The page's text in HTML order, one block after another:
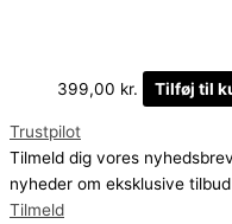
399,00 kr. Tilføj til
Trustpilot
Tilmeld dig vores
nyheder om eksklusive
Tilmeld